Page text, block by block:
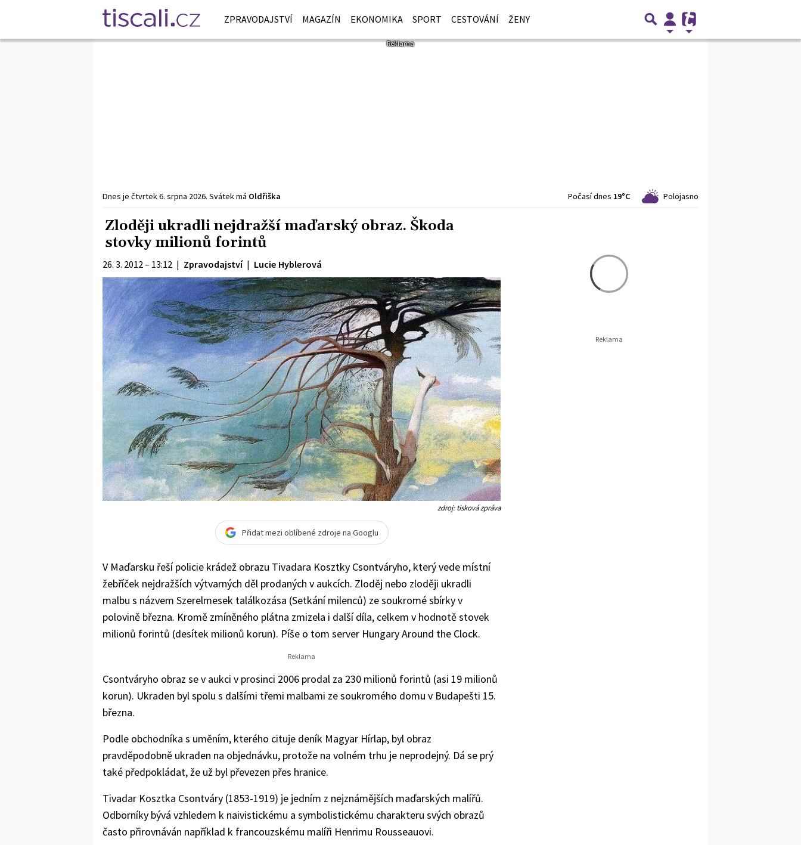
ZPRAVODAJSTVÍ MAGAZÍN EKONOMIKA SPORT CESTOVÁNÍ ŽENY
Dnes je čtvrtek6. srpna 2026. Svátek má Oldřiška Počasí dnes 19°C Polojasno
Zloději ukradli nejdražší maďarský obraz. Škoda
stovky milionů forintů
26. 3. 2012 – 13:12 | Zpravodajství | Lucie Hyblerová
zdroj: tisková zpráva
Přidat mezi oblíbené zdroje na Googlu
V Maďarsku řeší policie krádež obrazu Tivadara Kosztky Csontváryho, který vede místní
žebříček nejdražších výtvarných děl prodaných v aukcích. Zloděj nebo zloději ukradli
malbu s názvem Szerelmesek találkozása (Setkání milenců) ze soukromé sbírky v
polovině března. Kromě zmíněného plátna zmizela i další díla, celkem v hodnotě stovek
milionů forintů (desítek milionů korun). Píše o tom server Hungary Around the Clock.
Csontváryho obraz se v aukci v prosinci 2006 prodal za 230 milionů forintů (asi 19 milionů
korun). Ukraden byl spolu s dalšími třemi malbami ze soukromého domu v Budapešti 15.
března.
Podle obchodníka s uměním, kterého cituje deník Magyar Hírlap, byl obraz
pravděpodobně ukraden na objednávku, protože na volném trhu je neprodejný. Dá se prý
také předpokládat, že už byl převezen přes hranice.
Tivadar Kosztka Csontváry (1853-1919) je jedním z nejznámějších maďarských malířů.
Odborníky bývá vzhledem k naivistickému a symbolistickému charakteru svých obrazů
často přirovnáván například k francouzskému malíři Henrimu Rousseauovi.